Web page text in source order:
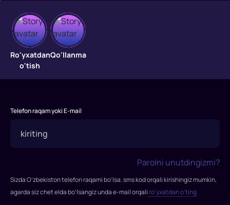
So'nggi
zarba
So'nggi
Ro'yxatdan
o'tish
Qo'llanma
Telefon raqam yoki E-mail
Parolni unutdingizmi?
Sizda O’zbekiston telefon raqami bo’lsa. sms kod orqali kirishingiz mumkin,
agarda siz chet elda bo’lsangiz unda e-mail orqali ro’yxatdan o’ting